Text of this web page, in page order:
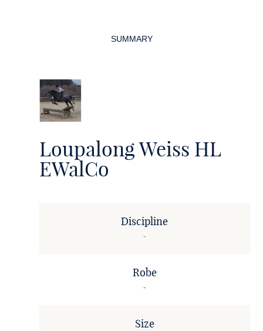
Loupalong Weiss HL
EWalCo
Discipline
-
Robe
-
Size
SUMMARY